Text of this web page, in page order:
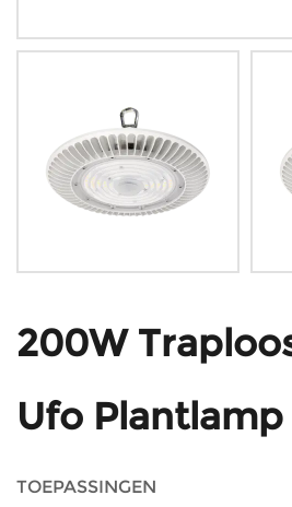
200W
Ufo Plantlamp
TOEPASSINGEN